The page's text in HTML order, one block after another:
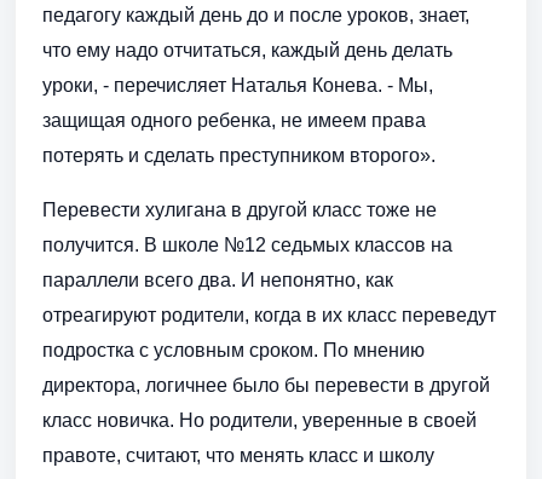
педагогу каждый день до и после уроков, знает,
что ему надо отчитаться, каждый день делать
уроки, - перечисляет Наталья Конева. - Мы,
защищая одного ребенка, не имеем права
потерять и сделать преступником второго».
Перевести хулигана в другой класс тоже не
получится. В школе №12 седьмых классов на
параллели всего два. И непонятно, как
отреагируют родители, когда в их класс переведут
подростка с условным сроком. По мнению
директора, логичнее было бы перевести в другой
класс новичка. Но родители, уверенные в своей
правоте, считают, что менять класс и школу